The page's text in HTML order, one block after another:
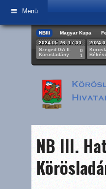
Menü
NBIII Magyar Kupa
2024.05.26. 17:00
Szeged GA II.
Körösladány
0
1
NB III.